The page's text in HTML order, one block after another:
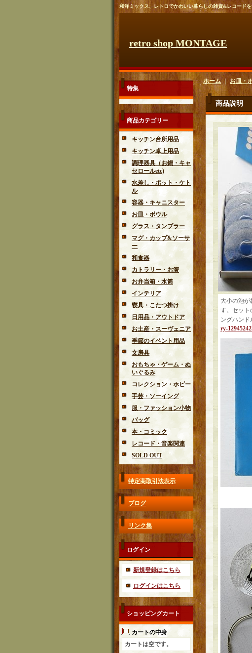
和洋ミックス、レトロでかわいい暮らしの雑貨&レコードを
retro shop MONTAGE
特集
商品カテゴリー
キッチン台所用品
キッチン卓上用品
調理器具（お鍋・キャ
セロールetc)
水差し・ポット・ケト
ル
容器・キャニスター
お皿・ボウル
グラス・タンブラー
マグ・カップ&ソーサ
ー
和食器
カトラリー・お箸
お弁当箱・水筒
インテリア
寝具・こたつ掛け
日用品・アウトドア
お土産・スーヴェニア
季節のイベント用品
文房具
おもちゃ・ゲーム・ぬ
いぐるみ
コレクション・ホビー
手芸・ソーイング
服・ファッション小物
バッグ
本・コミック
レコード・音楽関連
SOLD OUT
特定商取引法表示
ブログ
リンク集
ログイン
新規登録はこちら
ログインはこちら
ショッピングカート
カートの中身
カートは空です。
ホーム｜ お皿・
商品説明
大小の泡が
す。セット
ングハン
ry-